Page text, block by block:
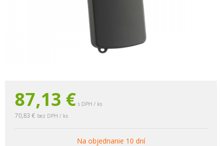
87,13 € s DPH / ks
70,83 € bez DPH / ks
Na objednanie 10 dní